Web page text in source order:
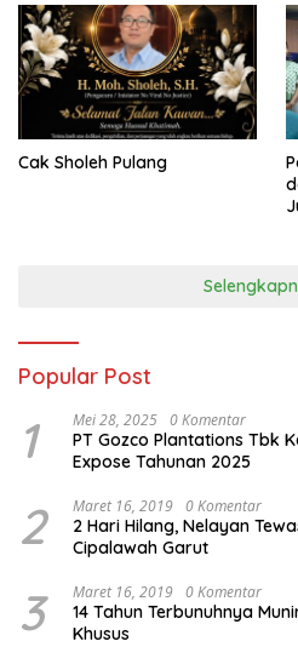
Cak Sholeh Pulang
Popular Post
1 Mei 28, 2025 0 Komentar
PT Gozco Plantations Tbk
Expose Tahunan 2025
2 Maret 16, 2019 0 Komentar
2 Hari Hilang, Nelayan
Cipalawah Garut
3 Maret 16, 2019 0 Komentar
14 Tahun Terbunuhnya
Khusus